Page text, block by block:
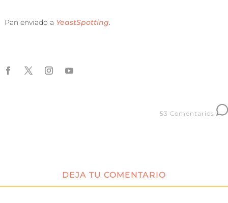
Pan enviado a YeastSpotting.
53 Comentarios
DEJA TU COMENTARIO